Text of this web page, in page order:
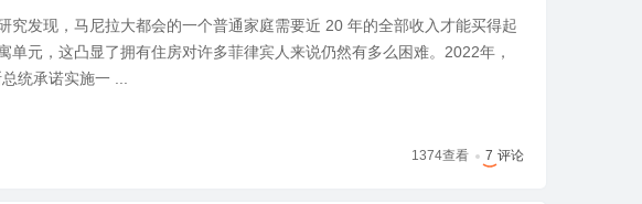
究发现，马尼拉大都会的一个普通家庭需要近 20 年的全部收入才能买得起
单元，这凸显了拥有住房对许多菲律宾人来说仍然有多么困难。2022年，
统承诺实施一 ...
1374查看 7 评论